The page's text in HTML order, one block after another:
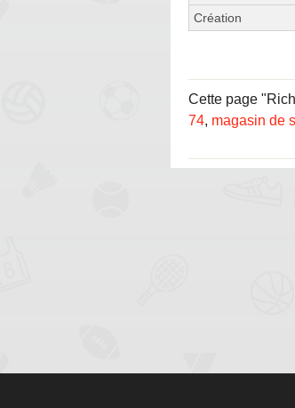
Création
Cette page
74, magasin de